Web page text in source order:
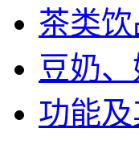
茶类饮
豆奶、
功能